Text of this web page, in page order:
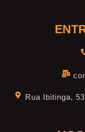
Rua Ibitinga,